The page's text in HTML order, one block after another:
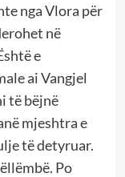
nga Vlora për
në
e
ai Vangjel
të bëjnë
mjeshtra e
të detyruar.
Po